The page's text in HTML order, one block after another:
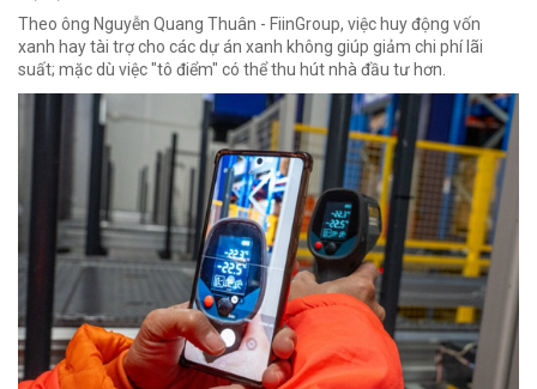
Theo ông Nguyễn Quang Thuân - FiinGroup, việc huy động vốn
xanh hay tài trợ cho các dự án xanh không giúp giảm chi phí lãi
suất; mặc dù việc "tô điểm" có thể thu hút nhà đầu tư hơn.